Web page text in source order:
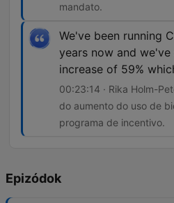
mandato.
We've been running
years now and we've
increase of 59%
00:23:14 · Rika Holm-
do aumento do uso de
programa de incentivo.
Epizódok